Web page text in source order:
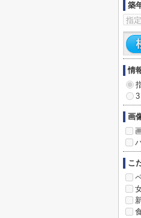
築
情
画
こ